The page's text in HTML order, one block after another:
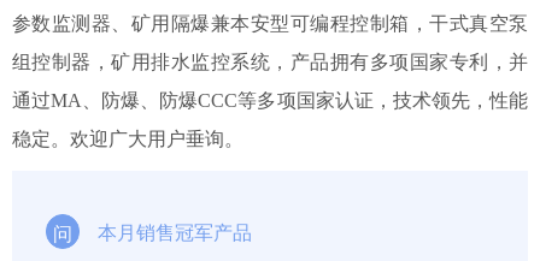
参数监测器、矿用隔爆兼本安型可编程控制箱，干式真空泵
组控制器，矿用排水监控系统，产品拥有多项国家专利，并
通过MA、防爆、防爆CCC等多项国家认证，技术领先，性能
稳定。欢迎广大用户垂询。
问 本月销售冠军产品